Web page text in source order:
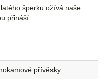
šperku ožívá naše
přináší.
přívěsky